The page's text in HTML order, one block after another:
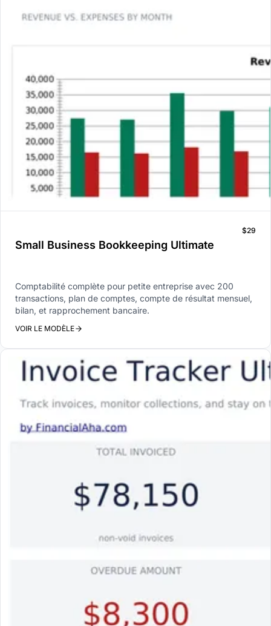
Small Business Bookkeeping Ultimate
$29
Comptabilité complète pour petite entreprise avec 200
transactions, plan de comptes, compte de résultat mensuel,
bilan, et rapprochement bancaire.
VOIR LE MODÈLE